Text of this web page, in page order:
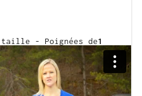
taille - Poignées de1
plus
avec matériel
18/8